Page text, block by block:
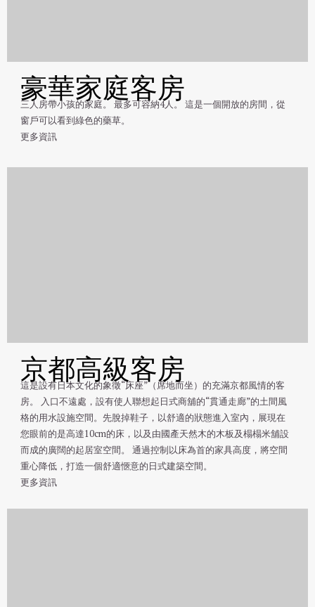
豪華家庭客房
三人房帶小孩的家庭。 最多可容納4人。 這是一個開放的房間，從
窗戶可以看到綠色的藥草。
更多資訊
京都高級客房
這是設有日本文化的象徵“床座”（席地而坐）的充滿京都風情的客
房。 入口不遠處，設有使人聯想起日式商舖的“貫通走廊”的土間風
格的用水設施空間。先脫掉鞋子，以舒適的狀態進入室內，展現在
您眼前的是高達10cm的床，以及由國產天然木的木板及榻榻米舖設
而成的廣闊的起居室空間。 通過控制以床為首的家具高度，將空間
重心降低，打造一個舒適愜意的日式建築空間。
更多資訊